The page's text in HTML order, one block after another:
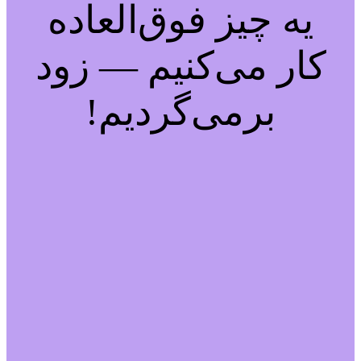
یه چیز فوق‌العاده
کار می‌کنیم — زود
برمی‌گردیم!